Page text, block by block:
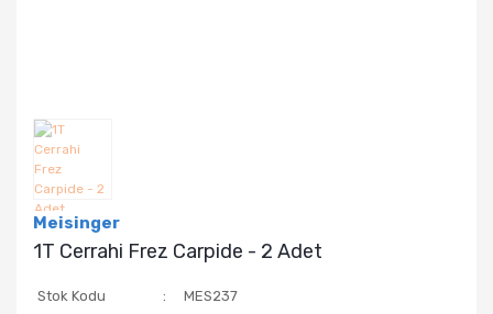
Meisinger
1T Cerrahi Frez Carpide - 2 Adet
Stok Kodu
MES237